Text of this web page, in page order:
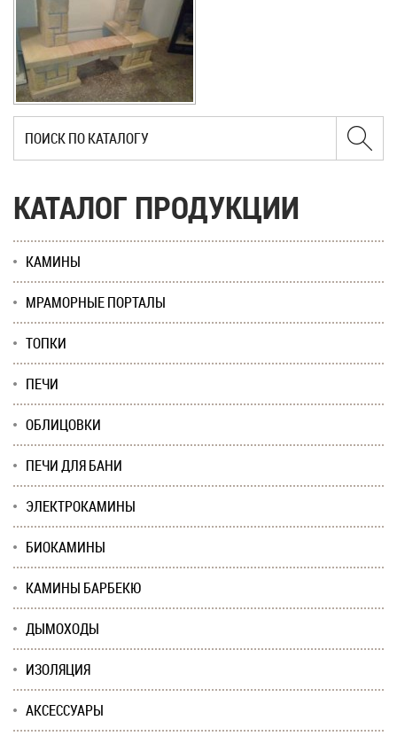
КАТАЛОГ ПРОДУКЦИИ
КАМИНЫ
МРАМОРНЫЕ ПОРТАЛЫ
ТОПКИ
ПЕЧИ
ОБЛИЦОВКИ
ПЕЧИ ДЛЯ БАНИ
ЭЛЕКТРОКАМИНЫ
БИОКАМИНЫ
КАМИНЫ БАРБЕКЮ
ДЫМОХОДЫ
ИЗОЛЯЦИЯ
АКСЕССУАРЫ